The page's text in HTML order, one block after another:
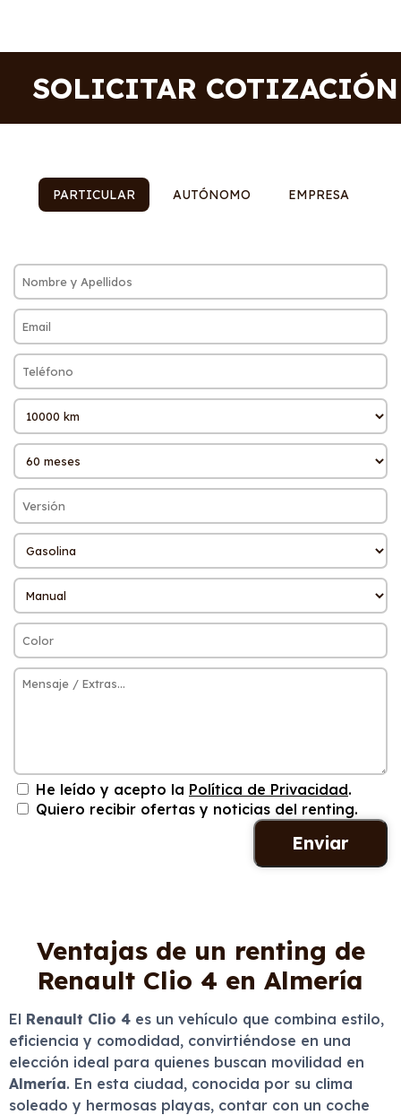
SOLICITAR COTIZACIÓN
PARTICULAR AUTÓNOMO EMPRESA
He leído y acepto la Política de Privacidad.
Quiero recibir ofertas y noticias del renting.
Ventajas de un renting de
Renault Clio 4 en Almería
El Renault Clio 4 es un vehículo que combina estilo,
eficiencia y comodidad, convirtiéndose en una
elección ideal para quienes buscan movilidad en
Almería. En esta ciudad, conocida por su clima
soleado y hermosas playas, contar con un coche